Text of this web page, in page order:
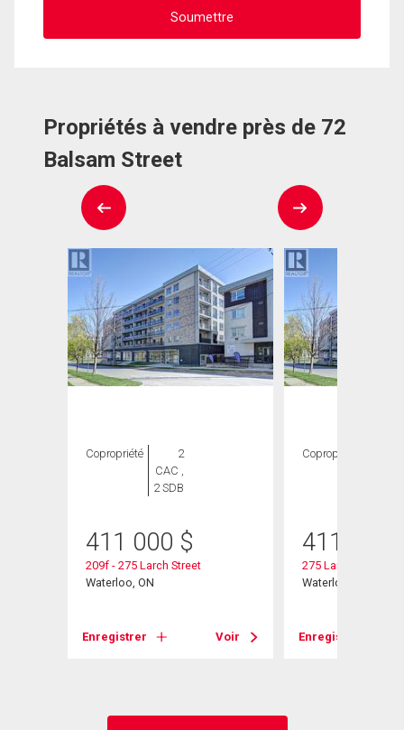
Propriétés à vendre près de 72
Balsam Street
Copropriété
2
CAC ,
2 SDB
411 000 $
209f - 275 Larch Street
Waterloo, ON
Enregistrer Voir
Copropriété
411 000
275 Larch Street
Waterloo, ON
Enregistrer